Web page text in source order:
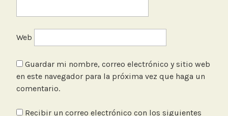
Web
Guardar mi nombre, correo electrónico y sitio web
en este navegador para la próxima vez que haga un
comentario.
Recibir un correo electrónico con los siguientes